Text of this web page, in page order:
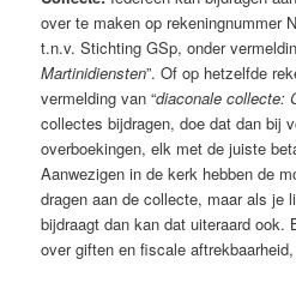
over te maken op rekeningnummer
t.n.v. Stichting GSp, onder
Martinidiensten”. Of op hetzelfde
vermelding van “diaconale collecte:
collectes bijdragen, doe dat dan bij
overboekingen, elk met de juiste
Aanwezigen in de kerk hebben de
dragen aan de collecte, maar als je
bijdraagt dan kan dat uiteraard ook.
over giften en fiscale